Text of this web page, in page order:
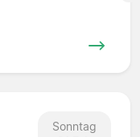
Sonntag